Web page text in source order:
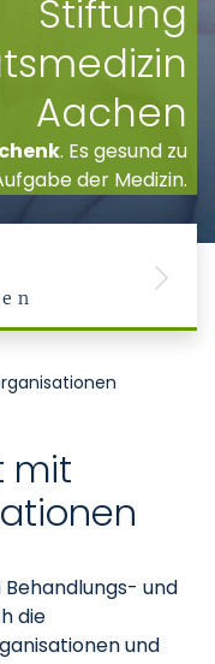
Stiftung
Aachen
. Es gesund zu
der Medizin.
Next
(ZSEA)
mit
und
die
und